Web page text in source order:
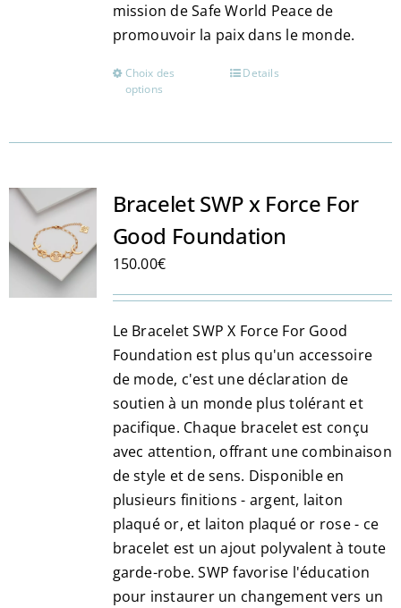
mission de Safe World Peace de
promouvoir la paix dans le monde​​.
Choix des
options
Ce
plusieurs
Les
peuvent
choisies
la
page
du
produit
Details
Bracelet SWP x Force For
Good Foundation
150.00€
Le Bracelet SWP X Force For Good
Foundation est plus qu'un accessoire
de mode, c'est une déclaration de
soutien à un monde plus tolérant et
pacifique. Chaque bracelet est conçu
avec attention, offrant une combinaison
de style et de sens. Disponible en
plusieurs finitions - argent, laiton
plaqué or, et laiton plaqué or rose - ce
bracelet est un ajout polyvalent à toute
garde-robe. SWP favorise l'éducation
pour instaurer un changement vers un